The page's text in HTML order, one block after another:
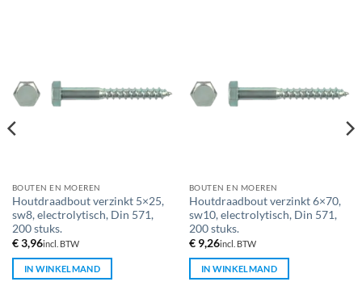
BOUTEN EN MOEREN
Houtdraadbout verzinkt 5×25,
sw8, electrolytisch, Din 571,
200 stuks.
€3,96incl. BTW
IN WINKELMAND
BOUTEN EN MOEREN
Houtdraadbout verzinkt 6×70,
sw10, electrolytisch, Din 571,
200 stuks.
€9,26incl. BTW
IN WINKELMAND